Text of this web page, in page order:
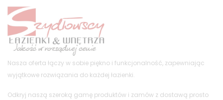
Nasza oferta łączy w sobie piękno i funkcjonalność, zapewniając
wyjątkowe rozwiązania do każdej łazienki.
Odkryj naszą szeroką gamę produktów i zamów z dostawą prosto